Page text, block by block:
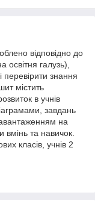
відповідно до
освітня галузь),
перевірити знання
містить
в учнів
завдань
на
вмінь та навичок.
класів, учнів 2